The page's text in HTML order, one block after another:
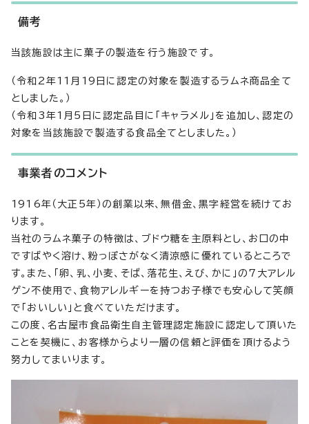
備考
当該施設は主に菓子の製造を行う施設です。
（令和2年11月19日に認定の対象を製造するラムネ商品全て
としました。）
（令和3年1月5日に認定品目に「キャラメル」を追加し、認定の
対象を当該施設で製造する食品全てとしました。）
事業者のコメント
1916年（大正5年）の創業以来、無借金、黒字経営を続けてお
ります。
当社のラムネ菓子の特徴は、ブドウ糖を主原料とし、お口の中
ですばやく溶け、粉っぽさがなく清涼感に優れているところで
す。また、「卵、乳、小麦、そば、落花生、えび、かに」の7大アレル
ゲン不使用で、食物アレルギーを持つお子様でも安心して笑顔
で「おいしい」と食べていただけます。
この度、名古屋市食品衛生自主管理認定施設に認定して頂いた
ことを契機に、お客様からより一層の信頼と評価を頂けるよう
努力してまいります。